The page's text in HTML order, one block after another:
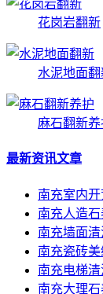
花岗岩翻新
水泥地面翻
麻石翻新养
最新资讯文章
南充室内
南充人造
南充墙面
南充瓷砖
南充电梯
南充大理